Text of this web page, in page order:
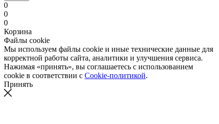
0
0
0
Корзина
Файлы cookie
Мы используем файлы cookie и иные технические данные для
корректной работы сайта, аналитики и улучшения сервиса.
Нажимая «принять», вы соглашаетесь с использованием
cookie в соответствии с Cookie-политикой.
Принять